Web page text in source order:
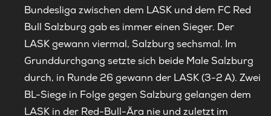
Bundesliga zwischen dem LASK und dem FC Red
Bull Salzburg gab es immer einen Sieger. Der
LASK gewann viermal, Salzburg sechsmal. Im
Grunddurchgang setzte sich beide Male Salzburg
durch, in Runde 26 gewann der LASK (3-2 A). Zwei
BL-Siege in Folge gegen Salzburg gelangen dem
LASK in der Red-Bull-Ära nie und zuletzt im